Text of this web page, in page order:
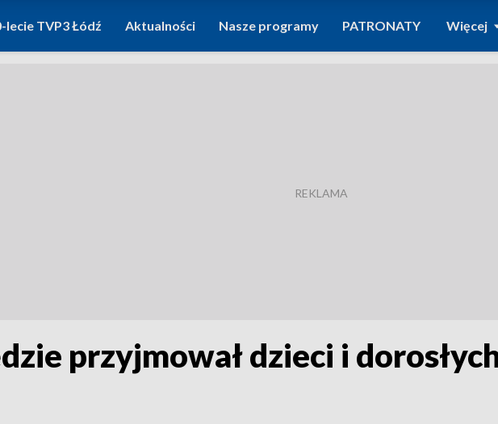
lecie TVP3 Łódź Aktualności Nasze programy PATRONATY Więcej
przyjmował dzieci i